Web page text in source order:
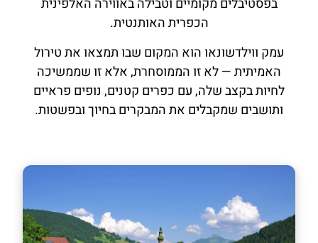
בפסטיבלים מקומיים וטבילה באווירה האלפינית
הכפרית האותנטית.
עמק ווילדשונאו הוא המקום שבו תמצאו את טירול
האמיתית — לא זו הממוסחרת, אלא זו שממשיכה
לחיות בקצב שלה, עם כפרים קטנים, נופים פראיים
ותושבים שמקבלים את המבקרים בחיוך ובפשטות.